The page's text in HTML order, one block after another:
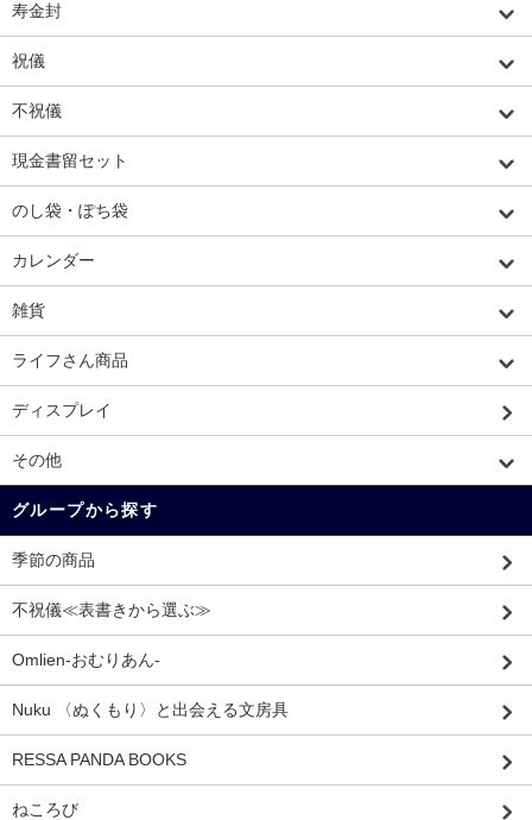
寿金封
祝儀
不祝儀
現金書留セット
のし袋・ぽち袋
カレンダー
雑貨
ライフさん商品
ディスプレイ
その他
グループから探す
季節の商品
不祝儀≪表書きから選ぶ≫
Omlien-おむりあん-
Nuku 〈ぬくもり〉と出会える文房具
RESSA PANDA BOOKS
ねころび